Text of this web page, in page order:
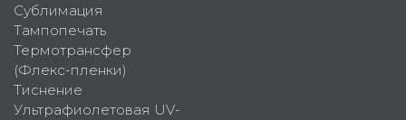
Сублимация
Тампопечать
Термотрансфер
(Флекс-пленки)
Тиснение
Ультрафиолетовая UV-